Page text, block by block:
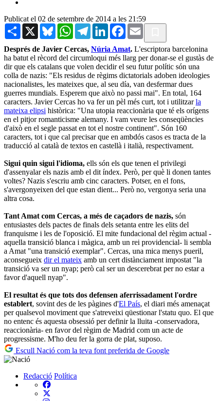
Publicat el 02 de setembre de 2014 a les 21:59
Share X BlueskyWhatsAppTelegramLinkedInFacebook
Email
Després de Javier Cercas, Núria Amat. L'escriptora barcelonina
ha batut el rècord del circumloqui més llarg per donar-se el gustàs de
dir que els catalans que volen decidir el seu futur polític són una
colla de nazis: "Els residus de règims dictatorials adoben ideologies
nacionalistes, les mateixes que, al seu día, van desfermar dues
guerres mundials. Esperem que això no passi mai". En total, 164
caracters. Javier Cercas ho va fer un pèl més curt, tot i utilitzarla
mateixa elipsi històrica: "Una utopia reaccionària que té els orígens
en el pitjor romanticisme alemany. I vam veure les conseqüències
d'això en el segle passat en tot el nostre continent". Són 160
caracters, tot i que cal precisar que en ambdós casos es tracta de la
traducció al català de textos en castellà i italià, respectivament.
Sigui quin sigui l'idioma, ells són els que tenen el privilegi
d'assenyalar els nazis amb el dit índex. Però, per què li donen tantes
voltes? Nazis s'escriu amb cinc caracters. Potser, en el fons,
s'avergonyeixen del que estan dient... Però no, vergonya seria una
altra cosa.
Tant Amat com Cercas, a més de caçadors de nazis, són
entusiastes dels pactes de finals dels setanta entre les elits del
franquisme i les de l'oposició. El mite fundacional del règim actual -
aquella transició blanca i màgica, amb un rei providencial- li sembla
a Amat "una transició exemplar". Cercas, una mica menys pueril,
aconsegueix dir el mateix amb un cert distànciament impostat "la
transició va ser un nyap; però cal ser un descerebrat per no estar a
favor d'aquell nyap".
El resultat és que tots dos defensen aferrissadament l'ordre
establert, sovint des de les pàgines d'El País, el diari més amenaçat
per qualsevol moviment que s'atreveixi qüestionar l'statu quo. El que
no entenc és aquesta obsessió per definir la lluita -conservadora,
reaccionària- en favor del règim de Madrid com un acte de
progressisme. M'ho deu fer la gorra de plat, suposo.
Escull Nació com la teva font preferida de Google
Redacció Política